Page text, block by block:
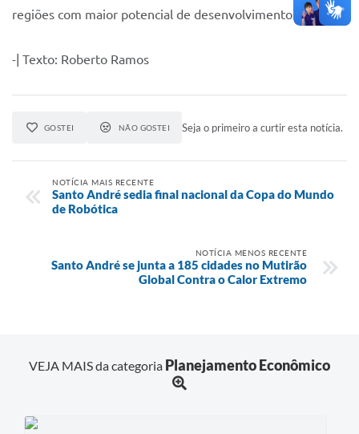
regiões com maior potencial de desenvolvimento.
-| Texto: Roberto Ramos
GOSTEI NÃO GOSTEI Seja o primeiro a curtir esta notícia.
NOTÍCIA MAIS RECENTE
Santo André sedia final nacional da Copa do Mundo
de Robótica
NOTÍCIA MENOS RECENTE
Santo André se junta a 185 cidades no Mutirão
Global Contra o Calor Extremo
VEJA MAIS da categoria Planejamento Econômico